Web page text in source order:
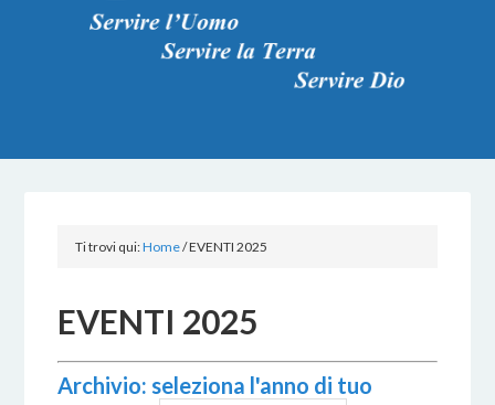
Ti trovi qui:Home/EVENTI 2025
EVENTI 2025
Archivio: seleziona l'anno di tuo